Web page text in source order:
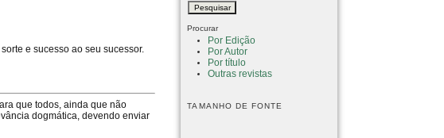
Procurar
Por Edição
Por Autor
Por título
Outras revistas
TAMANHO DE FONTE
e sucesso ao seu sucessor.
que todos, ainda que não
dogmática, devendo enviar